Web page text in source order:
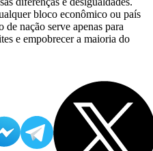
bloco econômico ou país
nação serve apenas para
e empobrecer a maioria do